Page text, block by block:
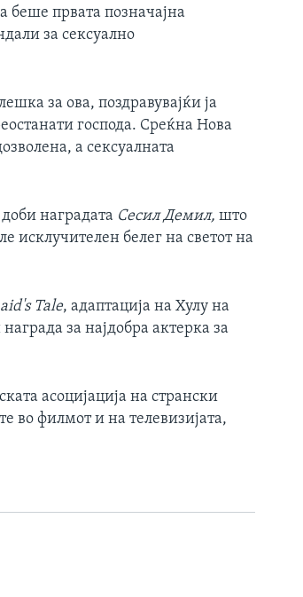
беше првата позначајна
за сексуално
за ова, поздравувајќи ја
господа. Среќна Нова
а сексуалната
наградата Сесил Демил, што
исклучителен белег на светот на
Tale, адаптација на Хулу на
за најдобра актерка за
асоцијација на странски
во филмот и на телевизијата,